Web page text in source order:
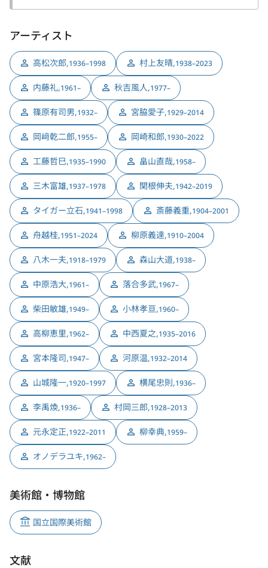
アーティスト
高松次郎,1936–1998 村上友晴,1938–2023
内藤礼,1961– 秋吉風人,1977–
篠原有司男,1932– 宮脇愛子,1929–2014
岡﨑乾二郎,1955– 岡崎和郎,1930–2022
工藤哲巳,1935–1990 畠山直哉,1958–
三木富雄,1937–1978 関根伸夫,1942–2019
タイガー立石,1941–1998 斎藤義重,1904–2001
舟越桂,1951–2024 柳原義達,1910–2004
八木一夫,1918–1979 森山大道,1938–
中原浩大,1961– 落合多武,1967–
柴田敏雄,1949– 小林孝亘,1960–
高柳恵里,1962– 中西夏之,1935–2016
宮本隆司,1947– 河原温,1932–2014
山城隆一,1920–1997 横尾忠則,1936–
李禹煥,1936– 村岡三郎,1928–2013
元永定正,1922–2011 柳幸典,1959–
オノデラユキ,1962–
美術館・博物館
国立国際美術館
文献